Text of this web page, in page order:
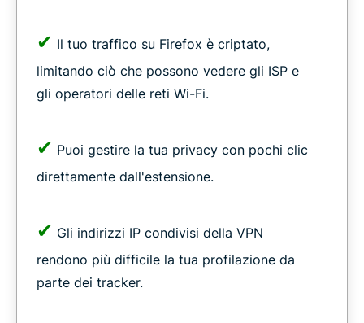
✔ Il tuo traffico su Firefox è criptato,
limitando ciò che possono vedere gli ISP e
gli operatori delle reti Wi-Fi.
✔ Puoi gestire la tua privacy con pochi clic
direttamente dall'estensione.
✔ Gli indirizzi IP condivisi della VPN
rendono più difficile la tua profilazione da
parte dei tracker.